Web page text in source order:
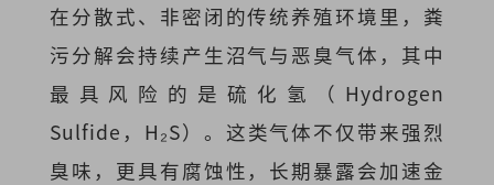
在分散式、非密闭的传统养殖环境里，粪
污分解会持续产生沼气与恶臭气体，其中
最具风险的是硫化氢（Hydrogen
Sulfide，H₂S）。这类气体不仅带来强烈
臭味，更具有腐蚀性，长期暴露会加速金